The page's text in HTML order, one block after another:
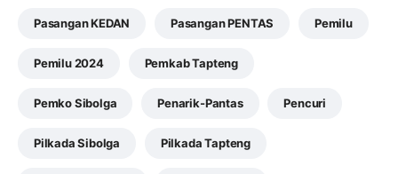
Pasangan KEDAN Pasangan PENTAS Pemilu
Pemilu 2024 Pemkab Tapteng
Pemko Sibolga Penarik-Pantas Pencuri
Pilkada Sibolga Pilkada Tapteng